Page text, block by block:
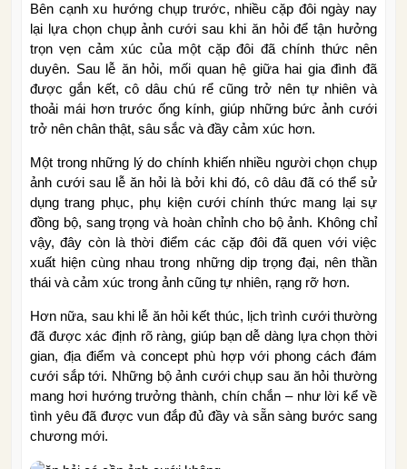
Bên cạnh xu hướng chụp trước, nhiều cặp đôi ngày nay
lại lựa chọn chụp ảnh cưới sau khi ăn hỏi để tận hưởng
trọn vẹn cảm xúc của một cặp đôi đã chính thức nên
duyên. Sau lễ ăn hỏi, mối quan hệ giữa hai gia đình đã
được gắn kết, cô dâu chú rể cũng trở nên tự nhiên và
thoải mái hơn trước ống kính, giúp những bức ảnh cưới
trở nên chân thật, sâu sắc và đầy cảm xúc hơn.
Một trong những lý do chính khiến nhiều người chọn chụp
ảnh cưới sau lễ ăn hỏi là bởi khi đó, cô dâu đã có thể sử
dụng trang phục, phụ kiện cưới chính thức mang lại sự
đồng bộ, sang trọng và hoàn chỉnh cho bộ ảnh. Không chỉ
vậy, đây còn là thời điểm các cặp đôi đã quen với việc
xuất hiện cùng nhau trong những dịp trọng đại, nên thần
thái và cảm xúc trong ảnh cũng tự nhiên, rạng rỡ hơn.
Hơn nữa, sau khi lễ ăn hỏi kết thúc, lịch trình cưới thường
đã được xác định rõ ràng, giúp bạn dễ dàng lựa chọn thời
gian, địa điểm và concept phù hợp với phong cách đám
cưới sắp tới. Những bộ ảnh cưới chụp sau ăn hỏi thường
mang hơi hướng trưởng thành, chín chắn – như lời kể về
tình yêu đã được vun đắp đủ đầy và sẵn sàng bước sang
chương mới.